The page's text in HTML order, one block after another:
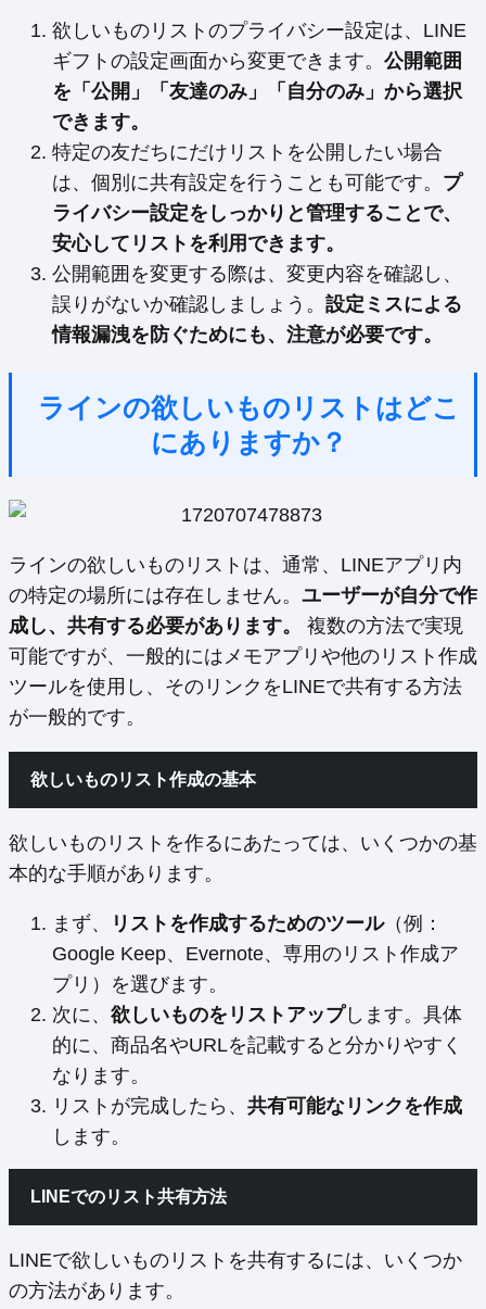
欲しいものリストのプライバシー設定は、LINE
ギフトの設定画面から変更できます。 公開範囲
を「公開」「友達のみ」「自分のみ」から選択
できます。
特定の友だちにだけリストを公開したい場合
は、個別に共有設定を行うことも可能です。 プ
ライバシー設定をしっかりと管理することで、
安心してリストを利用できます。
公開範囲を変更する際は、変更内容を確認し、
誤りがないか確認しましょう。 設定ミスによる
情報漏洩を防ぐためにも、注意が必要です。
ラインの欲しいものリストはどこ
にありますか？
ラインの欲しいものリストは、通常、LINEアプリ内
の特定の場所には存在しません。 ユーザーが自分で作
成し、共有する必要があります。
複数の方法で実現
可能ですが、一般的にはメモアプリや他のリスト作成
ツールを使用し、そのリンクをLINEで共有する方法
が一般的です。
欲しいものリスト作成の基本
欲しいものリストを作るにあたっては、いくつかの基
本的な手順があります。
まず、 リストを作成するためのツール（例：
Google Keep、Evernote、専用のリスト作成ア
プリ）を選びます。
次に、 欲しいものをリストアップします。具体
的に、商品名やURLを記載すると分かりやすく
なります。
リストが完成したら、 共有可能なリンクを作成
します。
LINEでのリスト共有方法
LINEで欲しいものリストを共有するには、いくつか
の方法があります。